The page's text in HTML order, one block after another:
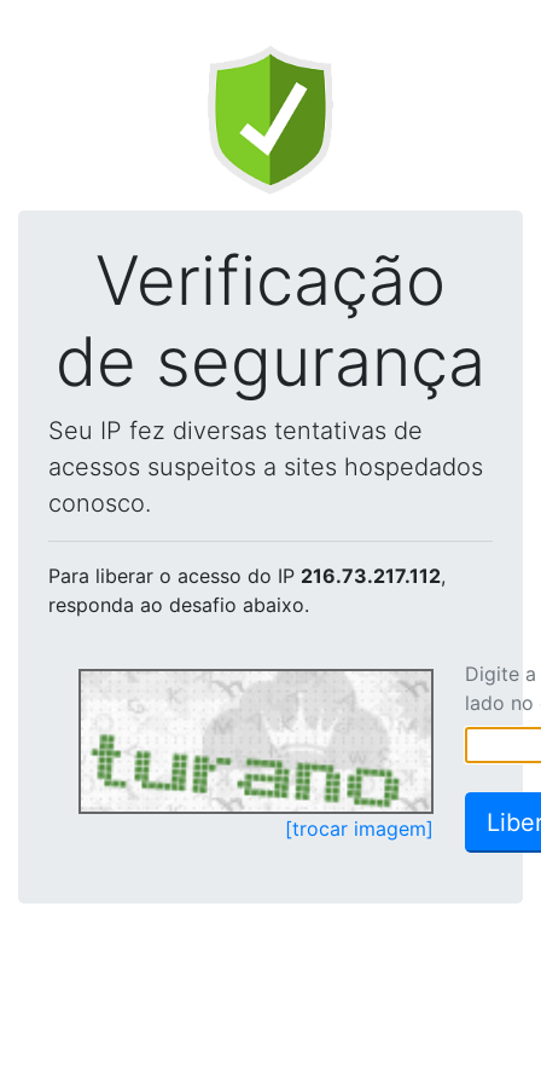
Verificação
de segurança
Seu IP fez diversas tentativas de
acessos suspeitos a sites hospedados
conosco.
Para liberar o acesso do IP 216.73.217.112,
responda ao desafio abaixo.
[trocar imagem]
Digite
lado no